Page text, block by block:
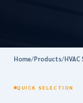
Home/Products/
QUICK SELECTION